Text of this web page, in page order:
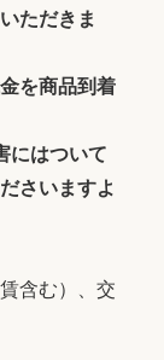
ただきま
を商品到着
にはついて
さいますよ
含む）、交